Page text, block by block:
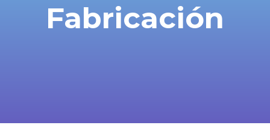
Fabricación